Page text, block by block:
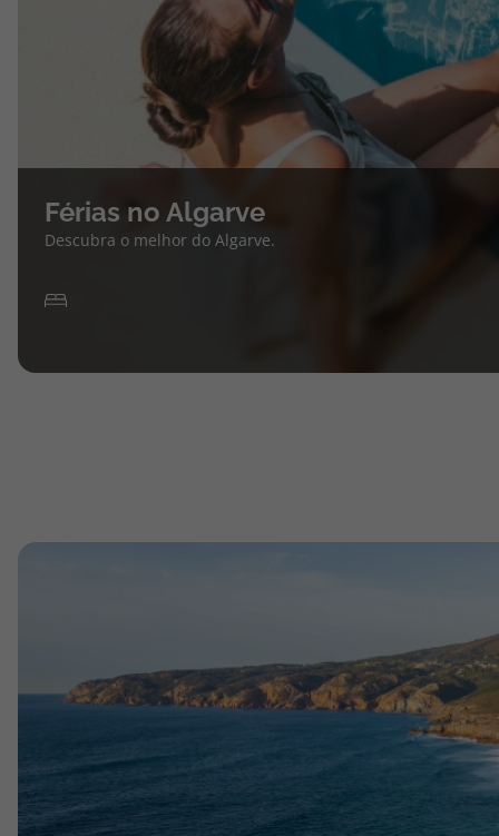
Férias no Algarve
Descubra o melhor do Algarve.